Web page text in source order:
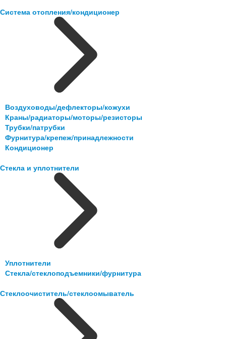
Система отопления/кондиционер
Воздуховоды/дефлекторы/кожухи
Краны/радиаторы/моторы/резисторы
Трубки/патрубки
Фурнитура/крепеж/принадлежности
Кондиционер
Стекла и уплотнители
Уплотнители
Стекла/стеклоподъемники/фурнитура
Стеклоочиститель/стеклоомыватель